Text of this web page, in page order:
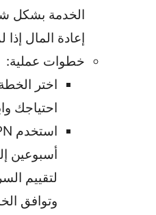
الخدمة بشكل
إعادة المال
خطوات عملية:
اختر
احتياجك
أسبوعين
لتقييم
وتوافق